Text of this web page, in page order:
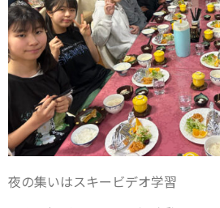
夜の集いはスキービデオ学習